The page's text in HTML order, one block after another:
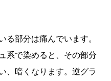
る部分は痛んでいます。
系で染めると、その部分
、暗くなります。逆グラ